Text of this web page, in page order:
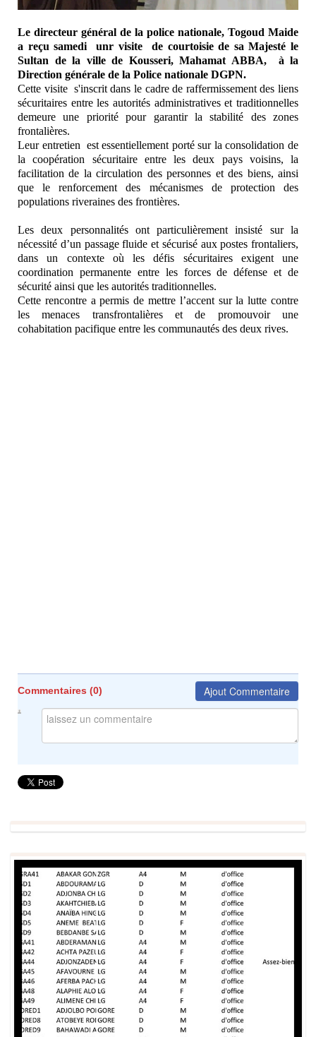
Le directeur général de la police nationale, Togoud Maide
a reçu samedi unr visite de courtoisie de sa Majesté le
Sultan de la ville de Kousseri, Mahamat ABBA, à la
Direction générale de la Police nationale DGPN.
Cette visite s'inscrit dans le cadre de raffermissement des liens
sécuritaires entre les autorités administratives et traditionnelles
demeure une priorité pour garantir la stabilité des zones
frontalières.
Leur entretien est essentiellement porté sur la consolidation de
la coopération sécuritaire entre les deux pays voisins, la
facilitation de la circulation des personnes et des biens, ainsi
que le renforcement des mécanismes de protection des
populations riveraines des frontières.
Les deux personnalités ont particulièrement insisté sur la
nécessité d’un passage fluide et sécurisé aux postes frontaliers,
dans un contexte où les défis sécuritaires exigent une
coordination permanente entre les forces de défense et de
sécurité ainsi que les autorités traditionnelles.
Cette rencontre a permis de mettre l’accent sur la lutte contre
les menaces transfrontalières et de promouvoir une
cohabitation pacifique entre les communautés des deux rives.
Commentaires (0) Ajout Commentaire